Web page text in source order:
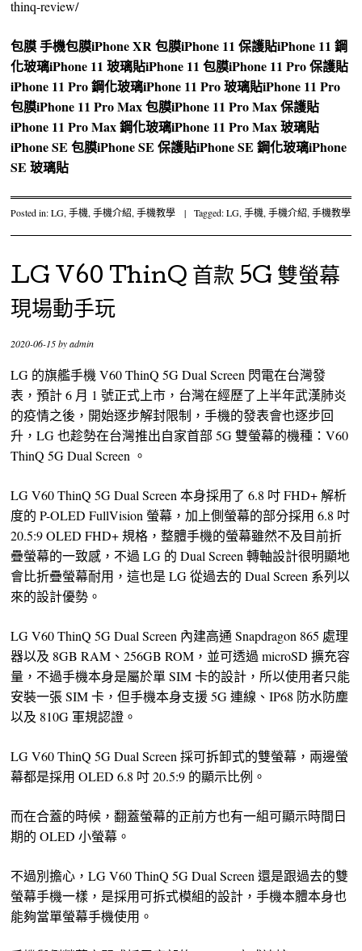
thinq-review/
包膜手機包膜iPhone XR 包膜iPhone 11 保護貼iPhone 11 鋼
化玻璃iPhone 11 玻璃貼iPhone 11 包膜iPhone 11 Pro 保護貼
iPhone 11 Pro 鋼化玻璃iPhone 11 Pro 玻璃貼iPhone 11 Pro
包膜iPhone 11 Pro Max 包膜iPhone 11 Pro Max 保護貼
iPhone 11 Pro Max 鋼化玻璃iPhone 11 Pro Max 玻璃貼
iPhone SE 包膜iPhone SE 保護貼iPhone SE 鋼化玻璃iPhone
SE 玻璃貼
Posted in:LG,手機,手機介紹,手機教學 | Tagged:LG,手機,手機介紹,手機教學
LG V60 ThinQ 首款 5G 雙螢幕
現場動手玩
2020-06-15byadmin
LG 的旗艦手機 V60 ThinQ 5G Dual Screen 閃電在台灣發
表，預計 6 月 1 號正式上市，台灣在經歷了上半年武漢肺炎
的疫情之後，開始逐步解封限制，手機的發表會也逐步回
升，LG 也趁勢在台灣推出自家首部 5G 雙螢幕的機種：V60
ThinQ 5G Dual Screen 。
LG V60 ThinQ 5G Dual Screen 本身採用了 6.8 吋 FHD+ 解析
度的 P-OLED FullVision 螢幕，加上側螢幕的部分採用 6.8 吋
20.5:9 OLED FHD+ 規格，整體手機的螢幕雖然不及目前折
疊螢幕的一致感，不過 LG 的 Dual Screen 轉軸設計很明顯地
會比折疊螢幕耐用，這也是 LG 從過去的 Dual Screen 系列以
來的設計優勢。
LG V60 ThinQ 5G Dual Screen 內建高通 Snapdragon 865 處理
器以及 8GB RAM、256GB ROM，並可透過 microSD 擴充容
量，不過手機本身是屬於單 SIM 卡的設計，所以使用者只能
安裝一張 SIM 卡，但手機本身支援 5G 連線、IP68 防水防塵
以及 810G 軍規認證。
LG V60 ThinQ 5G Dual Screen 採可拆卸式的雙螢幕，兩邊螢
幕都是採用 OLED 6.8 吋 20.5:9 的顯示比例。
而在合蓋的時候，翻蓋螢幕的正前方也有一組可顯示時間日
期的 OLED 小螢幕。
不過別擔心，LG V60 ThinQ 5G Dual Screen 還是跟過去的雙
螢幕手機一樣，是採用可拆式模組的設計，手機本體本身也
能夠當單螢幕手機使用。